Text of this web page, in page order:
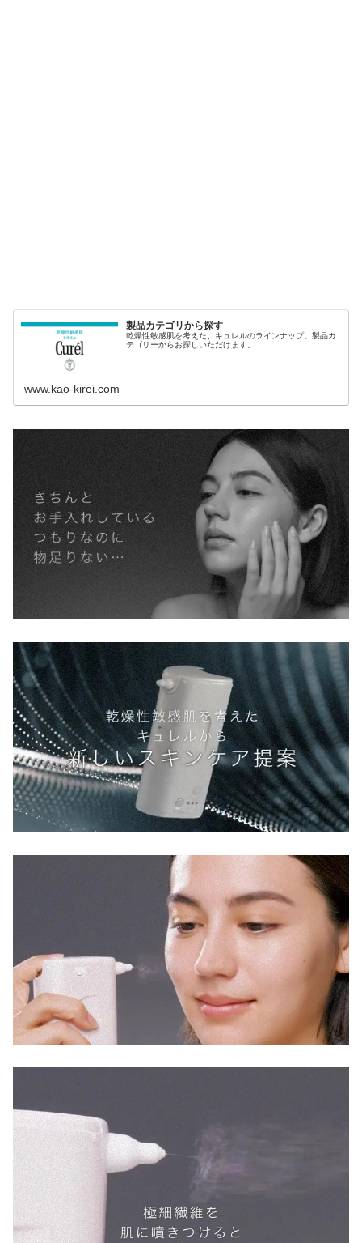
製品カテゴリから探す
乾燥性敏感肌を考えた、キュレルのラインナップ。製品カ
テゴリーからお探しいただけます。
www.kao-kirei.com